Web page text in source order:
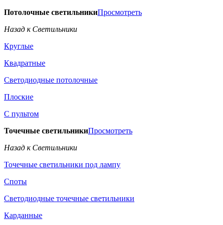
Потолочные светильникиПросмотреть
Назад к Светильники
Круглые
Квадратные
Светодиодные потолочные
Плоские
С пультом
Точечные светильникиПросмотреть
Назад к Светильники
Точечные светильники под лампу
Споты
Светодиодные точечные светильники
Карданные